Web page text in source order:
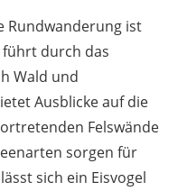
Rundwanderung ist
durch das
Wald und
Ausblicke auf die
Felswände
sorgen für
sich ein Eisvogel